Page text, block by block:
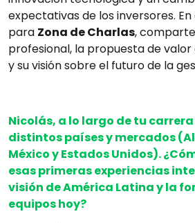
expectativas de los inversores.
para Zona de Charlas,
profesional, la propuesta de valor
y su visión sobre el futuro de la
Nicolás, a lo largo de tu
distintos países y mercados
México y Estados Unidos).
esas primeras experiencias
visión de América Latina y la
equipos hoy?